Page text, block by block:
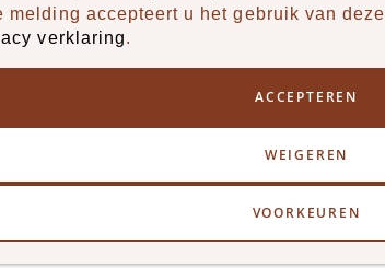
Producten
Merken
melding accepteert u het gebruik van
verklaring.
ACCEPTEREN
WEIGEREN
VOORKEUREN